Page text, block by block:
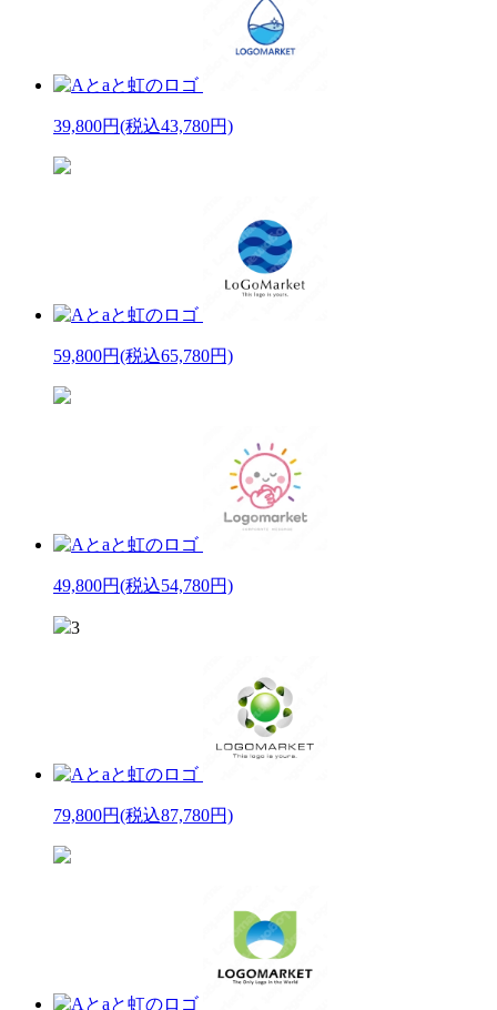
39,800円(税込43,780円)
59,800円(税込65,780円)
49,800円(税込54,780円)
3
79,800円(税込87,780円)